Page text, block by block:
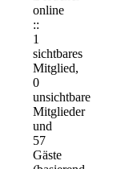
online
::
1
sichtbares
Mitglied,
0
unsichtbare
Mitglieder
und
57
Gäste